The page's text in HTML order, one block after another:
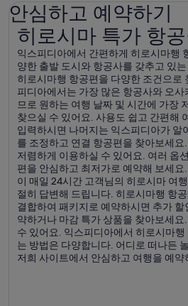
안심하고 예약하기
히로시마 특가 항
익스피디아에서 간편하게 히로시마행
양한 출발 도시와 항공사를 갖추고 있
히로시마행 항공편을 다양한 조건으로
피디아에서는 가장 많은 항공사와 오
므로 원하는 여행 날짜 및 시간에 가장
찾으실 수 있어요. 사용도 쉽고 간편해
입력하시면 나머지는 익스피디아가 알
를 조정하고 연결 항공편을 찾아보세
저렴하게 이용하실 수 있어요. 여러 옵
편을 안심하고 최저가로 예약해 보세
이 매일 24시간 고객님의 히로시마 여
절히 답변해 드립니다. 히로시마행 항
결합하여 패키지로 예약하시면 추가
약하거나 마감 특가 상품을 찾아보세
수 있어요. 익스피디아에서 히로시마
는 방법은 다양합니다. 어디로 떠나든
저희 사이트에서 안심하고 여행을 예약
히로시마 특가 항공권